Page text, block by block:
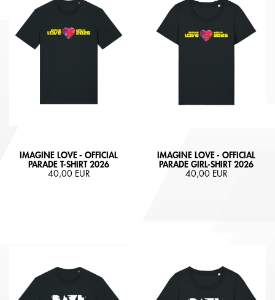
IMAGINE LOVE - OFFICIAL
PARADE T-SHIRT 2026
40,00 EUR
IMAGINE LOVE - OFFICIAL
PARADE GIRL-SHIRT 2026
40,00 EUR